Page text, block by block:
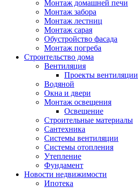
Монтаж домашней печи
Монтаж забора
Монтаж лестниц
Монтаж сарая
Обустройство фасада
Монтаж погреба
Строительство дома
Вентиляция
Проекты вентиляции
Водяной
Окна и двери
Монтаж освещения
Освещение
Строительные материалы
Сантехника
Системы вентиляции
Системы отопления
Утепление
Фундамент
Новости недвижимости
Ипотека